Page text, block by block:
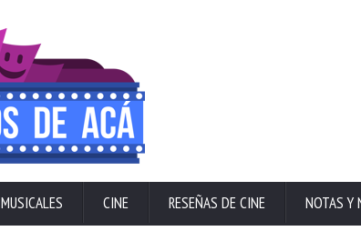
MUSICALES CINE RESEÑAS DE CINE NOTAS Y